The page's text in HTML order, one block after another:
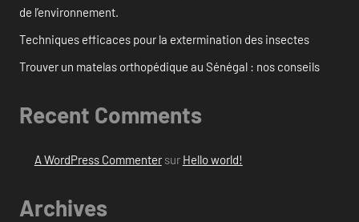
de l’environnement.
Techniques efficaces pour la extermination des insectes
Trouver un matelas orthopédique au Sénégal : nos conseils
Recent Comments
A WordPress Commentersur Hello world!
Archives